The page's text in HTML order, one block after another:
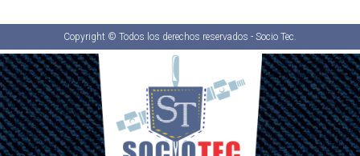
Copyright © Todos los derechos reservados - Socio Tec.